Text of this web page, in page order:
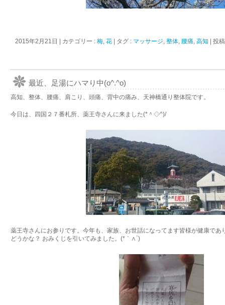
2015年2月21日 カテゴリー :梅,花 タグ : マッサージ,整体, 腰痛,高知 |投
最近、足湯にハマり中(o^.^o)
高知、整体、腰痛、肩こり、頭痛、背中の痛み、天神橋通り整体院です。
今日は、四国２７番札所、薬王寺さんに来ました(*＾◇^)/
薬王寺さんにお参りです。今年も、家族、お世話になってます皆様が健康であ
どうかな？ おみくじを引いてみました。(*｀∧´)